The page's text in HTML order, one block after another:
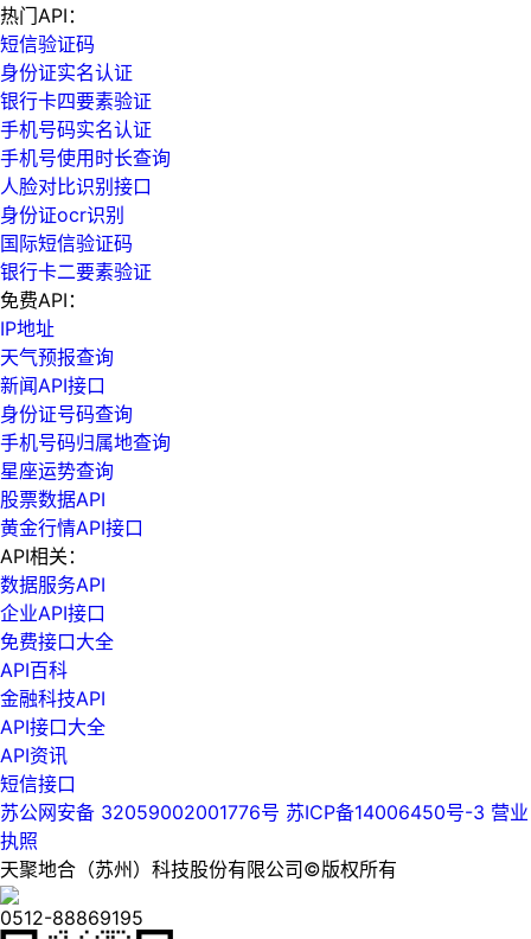
热门API：
短信验证码
身份证实名认证
银行卡四要素验证
手机号码实名认证
手机号使用时长查询
人脸对比识别接口
身份证ocr识别
国际短信验证码
银行卡二要素验证
免费API：
IP地址
天气预报查询
新闻API接口
身份证号码查询
手机号码归属地查询
星座运势查询
股票数据API
黄金行情API接口
API相关：
数据服务API
企业API接口
免费接口大全
API百科
金融科技API
API接口大全
API资讯
短信接口
苏公网安备 32059002001776号 苏ICP备14006450号-3 营业
执照
天聚地合（苏州）科技股份有限公司©版权所有
0512-88869195